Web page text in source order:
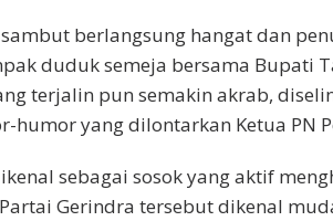
berlangsung hangat dan
duduk semeja bersama Bupati
terjalin pun semakin akrab,
humor yang dilontarkan Ketua PN
sebagai sosok yang aktif
Gerindra tersebut dikenal